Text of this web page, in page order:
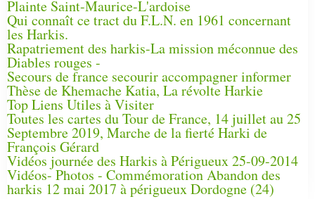
Plainte Saint-Maurice-L'ardoise
Qui connaît ce tract du F.L.N. en 1961 concernant
les Harkis.
Rapatriement des harkis-La mission méconnue des
Diables rouges -
Secours de france secourir accompagner informer
Thèse de Khemache Katia, La révolte Harkie
Top Liens Utiles à Visiter
Toutes les cartes du Tour de France, 14 juillet au 25
Septembre 2019, Marche de la fierté Harki de
François Gérard
Vidéos journée des Harkis à Périgueux 25-09-2014
Vidéos- Photos - Commémoration Abandon des
harkis 12 mai 2017 à périgueux Dordogne (24)